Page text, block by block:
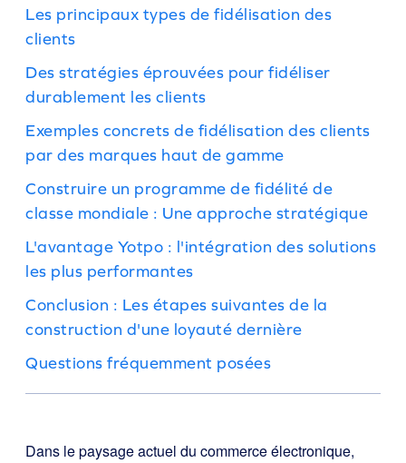
Les principaux types de fidélisation des
clients
Des stratégies éprouvées pour fidéliser
durablement les clients
Exemples concrets de fidélisation des clients
par des marques haut de gamme
Construire un programme de fidélité de
classe mondiale : Une approche stratégique
L'avantage Yotpo : l'intégration des solutions
les plus performantes
Conclusion : Les étapes suivantes de la
construction d'une loyauté dernière
Questions fréquemment posées
Dans le paysage actuel du commerce électronique,